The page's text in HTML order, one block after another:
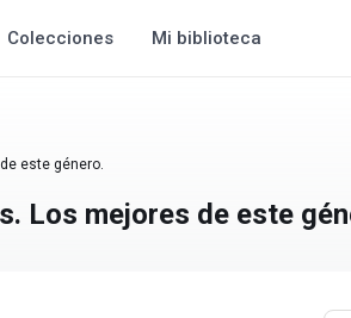
Colecciones Mi biblioteca
este género.
Los mejores de este